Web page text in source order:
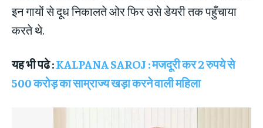
इन गायों से दूध निकालते ओर फिर उसे डेयरी तक पहुँचाया
करते थे.
यह भी पढे :KALPANA SAROJ : मजदूरी कर 2 रुपये से
500 करोड़ का साम्राज्य खड़ा करने वाली महिला